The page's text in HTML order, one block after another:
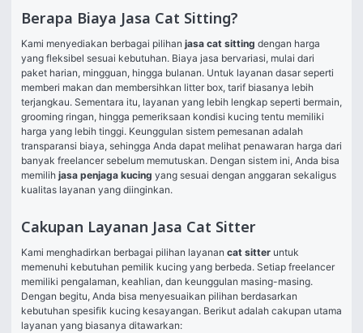
Berapa Biaya Jasa Cat Sitting?
Kami menyediakan berbagai pilihan jasa cat sitting dengan harga
yang fleksibel sesuai kebutuhan. Biaya jasa bervariasi, mulai dari
paket harian, mingguan, hingga bulanan. Untuk layanan dasar seperti
memberi makan dan membersihkan litter box, tarif biasanya lebih
terjangkau. Sementara itu, layanan yang lebih lengkap seperti bermain,
grooming ringan, hingga pemeriksaan kondisi kucing tentu memiliki
harga yang lebih tinggi. Keunggulan sistem pemesanan adalah
transparansi biaya, sehingga Anda dapat melihat penawaran harga dari
banyak freelancer sebelum memutuskan. Dengan sistem ini, Anda bisa
memilih jasa penjaga kucing yang sesuai dengan anggaran sekaligus
kualitas layanan yang diinginkan.
Cakupan Layanan Jasa Cat Sitter
Kami menghadirkan berbagai pilihan layanan cat sitter untuk
memenuhi kebutuhan pemilik kucing yang berbeda. Setiap freelancer
memiliki pengalaman, keahlian, dan keunggulan masing-masing.
Dengan begitu, Anda bisa menyesuaikan pilihan berdasarkan
kebutuhan spesifik kucing kesayangan. Berikut adalah cakupan utama
layanan yang biasanya ditawarkan: